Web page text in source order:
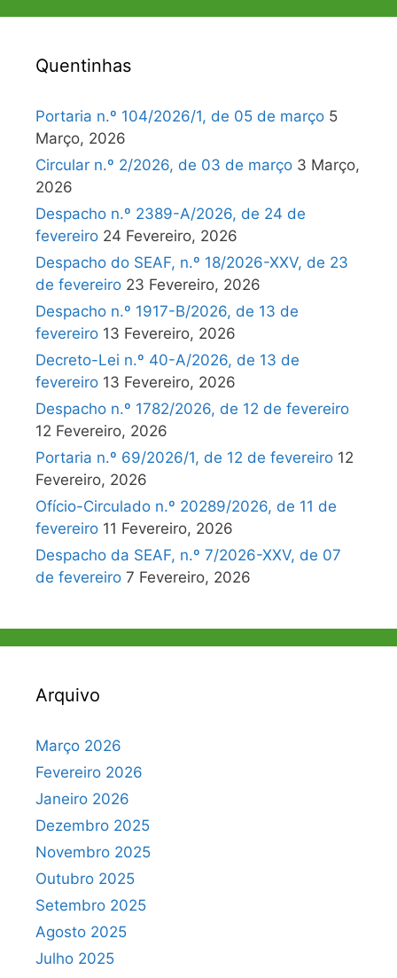
Quentinhas
Portaria n.º 104/2026/1, de 05 de março 5
Março, 2026
Circular n.º 2/2026, de 03 de março 3 Março,
2026
Despacho n.º 2389-A/2026, de 24 de
fevereiro 24 Fevereiro, 2026
Despacho do SEAF, n.º 18/2026-XXV, de 23
de fevereiro 23 Fevereiro, 2026
Despacho n.º 1917-B/2026, de 13 de
fevereiro 13 Fevereiro, 2026
Decreto-Lei n.º 40-A/2026, de 13 de
fevereiro 13 Fevereiro, 2026
Despacho n.º 1782/2026, de 12 de fevereiro
12 Fevereiro, 2026
Portaria n.º 69/2026/1, de 12 de fevereiro 12
Fevereiro, 2026
Ofício-Circulado n.º 20289/2026, de 11 de
fevereiro 11 Fevereiro, 2026
Despacho da SEAF, n.º 7/2026-XXV, de 07
de fevereiro 7 Fevereiro, 2026
Arquivo
Março 2026
Fevereiro 2026
Janeiro 2026
Dezembro 2025
Novembro 2025
Outubro 2025
Setembro 2025
Agosto 2025
Julho 2025